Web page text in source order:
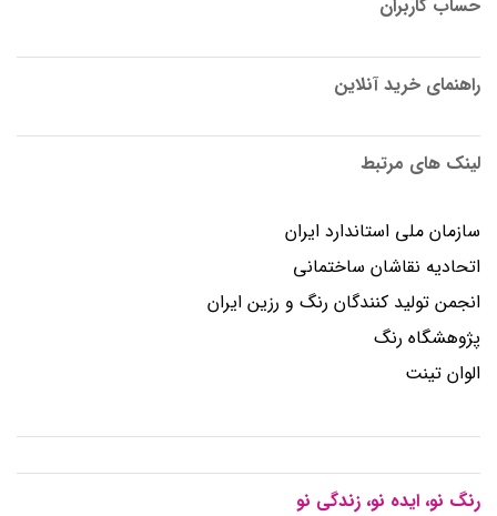
حساب کاربران
راهنمای خرید آنلاین
لینک های مرتبط
سازمان ملی استاندارد ایران
اتحادیه نقاشان ساختمانی
انجمن توليد كنندگان رنگ و رزين ايران
پژوهشگاه رنگ
الوان تینت
رنگ نو، ایده نو، زندگی نو